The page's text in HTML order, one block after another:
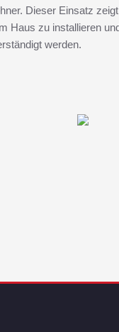
Dieser Einsatz
Haus zu installieren
werden.